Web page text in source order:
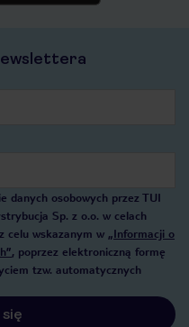
danych osobowych przez TUI
Sp. z o.o. w celach
celu wskazanym w „Informacji o
, poprzez elektroniczną formę
tzw. automatycznych